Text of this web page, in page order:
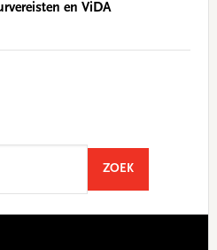
en ViDA
ZOEKSEARCH